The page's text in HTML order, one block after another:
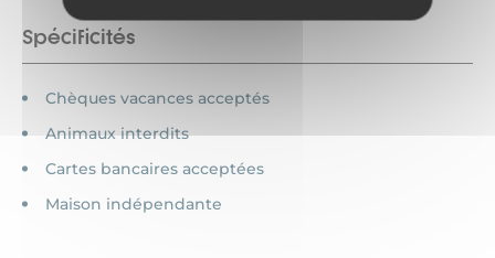
Spécificités
Chèques vacances acceptés
Animaux interdits
Cartes bancaires acceptées
Maison indépendante